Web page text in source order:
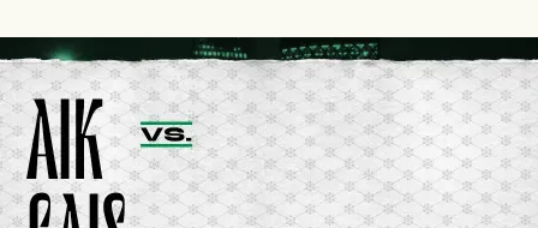
lyckades få in 2-0.